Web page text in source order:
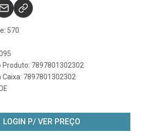
570
Produto: 7897801302302
Caixa: 7897801302302
LOGIN P/ VER PREÇO